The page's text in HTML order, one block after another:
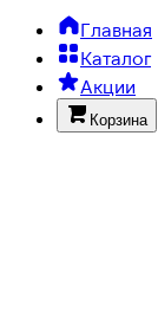
Главная
Каталог
Акции
Корзина